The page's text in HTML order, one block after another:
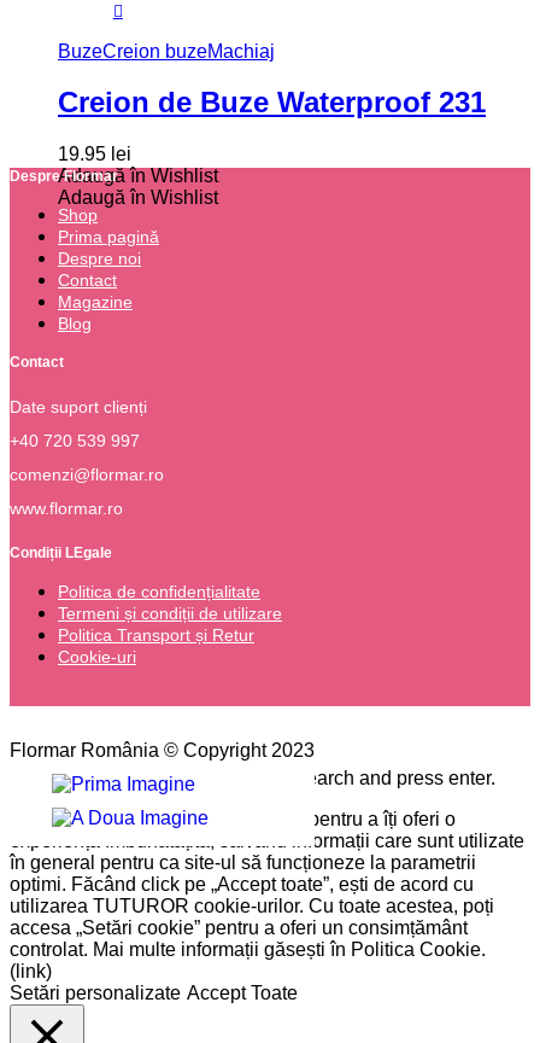
BuzeCreion buzeMachiaj
Creion de Buze Waterproof 231
19.95 lei
Adaugă în Wishlist
Adaugă în Wishlist
Despre Flormar
Shop
Prima pagină
Despre noi
Contact
Magazine
Blog
Contact
Date suport clienți
+40 720 539 997
comenzi@flormar.ro
www.flormar.ro
Condiții LEgale
Politica de confidențialitate
Termeni și condiții de utilizare
Politica Transport și Retur
Cookie-uri
Flormar România © Copyright 2023
Please type the word you want to search and press enter.
Pe site-ul nostru folosim cookie-uri pentru a îți oferi o
experiență îmbunătățită, salvând informații care sunt utilizate
în general pentru ca site-ul să funcționeze la parametrii
optimi. Făcând click pe „Accept toate”, ești de acord cu
utilizarea TUTUROR cookie-urilor. Cu toate acestea, poți
accesa „Setări cookie” pentru a oferi un consimțământ
controlat. Mai multe informații găsești în Politica Cookie.
(link)
Setări personalizate Accept Toate